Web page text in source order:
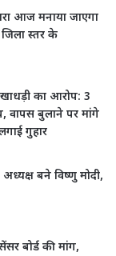
आज मनाया जाएगा
जिला स्तर के
का आरोप: 3
वापस बुलाने पर मांगे
गुहार
बने विष्णु मोदी,
बोर्ड की मांग,